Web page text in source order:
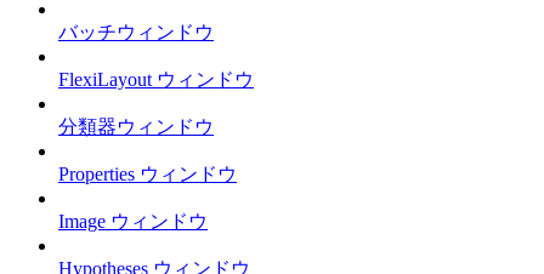
バッチウィンドウ
FlexiLayout ウィンドウ
分類器ウィンドウ
Properties ウィンドウ
Image ウィンドウ
Hypotheses ウィンドウ